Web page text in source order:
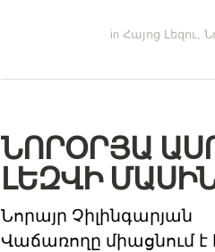
in Հայոց Լեզու,
ՆՈՐՕՐՅԱ
ԼԵԶՎԻ
Նորայր Չիլինգարյան
Վաճառողը միացնում է